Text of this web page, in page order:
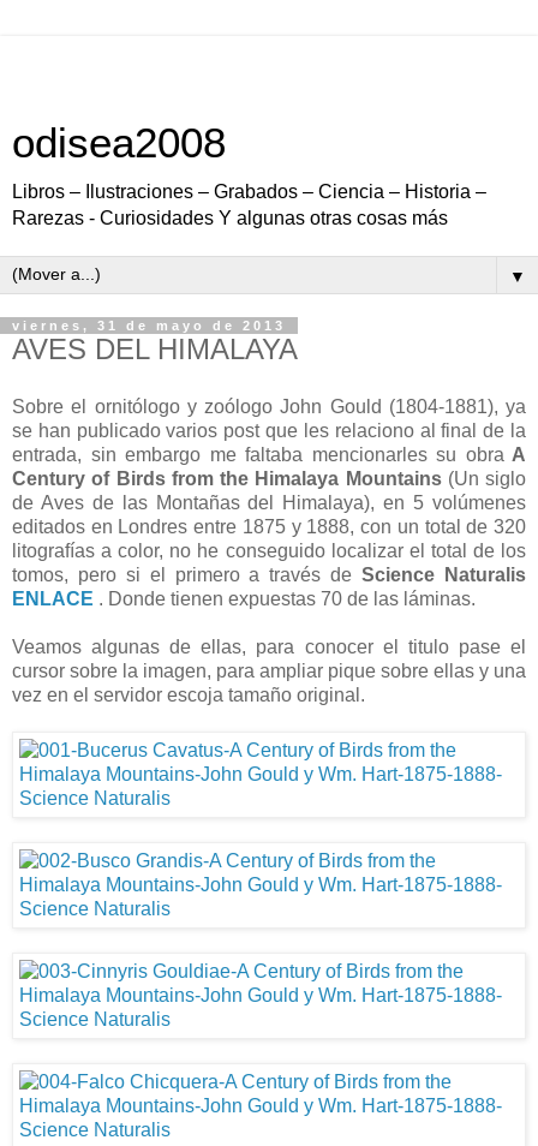
odisea2008
Libros – Ilustraciones – Grabados – Ciencia – Historia –
Rarezas - Curiosidades Y algunas otras cosas más
▼
viernes, 31 de mayo de 2013
AVES DEL HIMALAYA
Sobre el ornitólogo y zoólogo John Gould (1804-1881), ya
se han publicado varios post que les relaciono al final de la
entrada, sin embargo me faltaba mencionarles su obra A
Century of Birds from the Himalaya Mountains (Un siglo
de Aves de las Montañas del Himalaya), en 5 volúmenes
editados en Londres entre 1875 y 1888, con un total de 320
litografías a color, no he conseguido localizar el total de los
tomos, pero si el primero a través deScience Naturalis
ENLACE . Donde tienen expuestas 70 de las láminas.
Veamos algunas de ellas, para conocer el titulo pase el
cursor sobre la imagen, para ampliar pique sobre ellas y una
vez en el servidor escoja tamaño original.